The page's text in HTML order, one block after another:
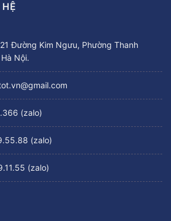
Đường Kim Ngưu, Phường Thanh
Nội.
(zalo)
(zalo)
(zalo)